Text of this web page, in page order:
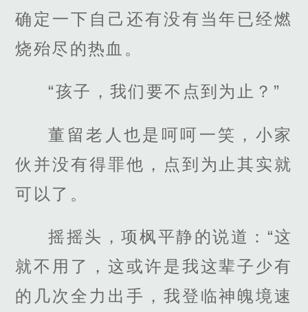
确定一下自己还有没有当年已经燃
烧殆尽的热血。
“孩子，我们要不点到为止？”
董留老人也是呵呵一笑，小家
伙并没有得罪他，点到为止其实就
可以了。
摇摇头，项枫平静的说道：“这
就不用了，这或许是我这辈子少有
的几次全力出手，我登临神魄境速